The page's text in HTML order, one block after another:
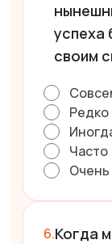
успеха
своим
Редко
Часто
Очень
Когда